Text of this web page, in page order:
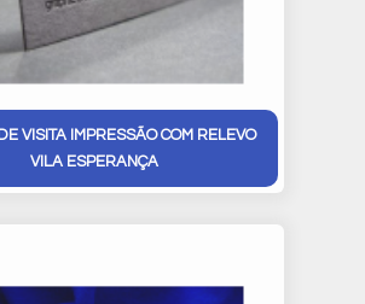
VISITA IMPRESSÃO COM RELEVO
VILA ESPERANÇA